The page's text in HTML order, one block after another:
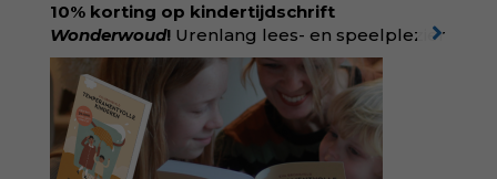
10% korting op kindertijdschrift
Wonderwoud! Urenlang lees- en speelplezier
voor dromers, doeners en denkers.
Wonderwoud is het ambachtelijk gemaakte
antwoord op alle snelle gooimaarweg-
boekjes en hapsnap-filmpjes. Het mooiste
kindertijdschrift van Nederland; met liefde en
kunde voor taal, beeld en tekeningen die